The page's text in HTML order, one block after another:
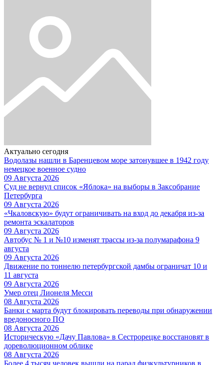
Актуально сегодня
Водолазы нашли в Баренцевом море затонувшее в 1942 году
немецкое военное судно
09 Августа 2026
Суд не вернул список «Яблока» на выборы в Заксобрание
Петербурга
09 Августа 2026
«Чкаловскую» будут ограничивать на вход до декабря из-за
ремонта эскалаторов
09 Августа 2026
Автобус № 1 и №10 изменят трассы из-за полумарафона 9
августа
09 Августа 2026
Движение по тоннелю петербургской дамбы ограничат 10 и
11 августа
09 Августа 2026
Умер отец Лионеля Месси
08 Августа 2026
Банки с марта будут блокировать переводы при обнаружении
вредоносного ПО
08 Августа 2026
Историческую «Дачу Павлова» в Сестрорецке восстановят в
дореволюционном облике
08 Августа 2026
Более 4 тысяч человек вышли на парад физкультурников в